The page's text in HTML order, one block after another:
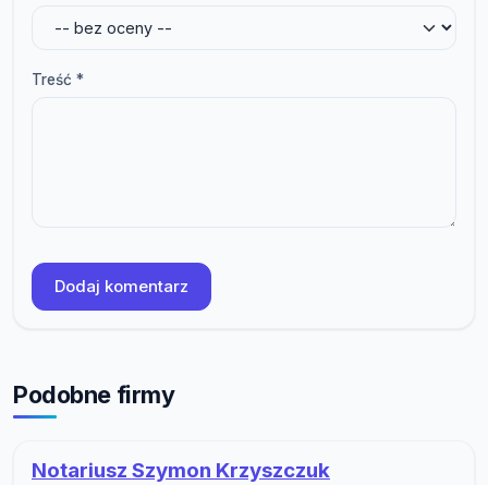
Treść *
Dodaj komentarz
Podobne firmy
Notariusz Szymon Krzyszczuk